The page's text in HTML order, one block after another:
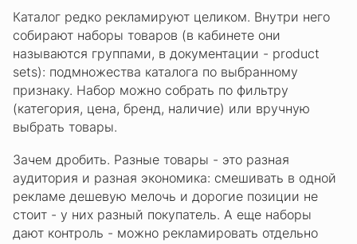
Каталог редко рекламируют целиком. Внутри него
собирают наборы товаров (в кабинете они
называются группами, в документации - product
sets): подмножества каталога по выбранному
признаку. Набор можно собрать по фильтру
(категория, цена, бренд, наличие) или вручную
выбрать товары.
Зачем дробить. Разные товары - это разная
аудитория и разная экономика: смешивать в одной
рекламе дешевую мелочь и дорогие позиции не
стоит - у них разный покупатель. А еще наборы
дают контроль - можно рекламировать отдельно